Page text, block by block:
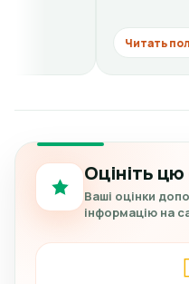
Оцініть цю
Ваші оцінки
інформацію на